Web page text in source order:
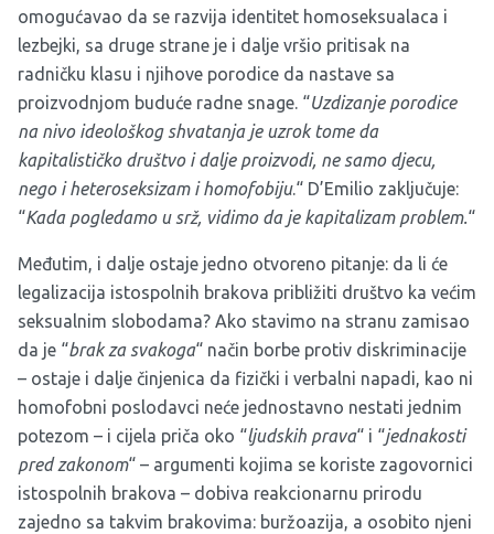
omogućavao da se razvija identitet homoseksualaca i
lezbejki, sa druge strane je i dalje vršio pritisak na
radničku klasu i njihove porodice da nastave sa
proizvodnjom buduće radne snage. “Uzdizanje porodice
na nivo ideološkog shvatanja je uzrok tome da
kapitalističko društvo i dalje proizvodi, ne samo djecu,
nego i heteroseksizam i homofobiju.“ D’Emilio zaključuje:
“Kada pogledamo u srž, vidimo da je kapitalizam problem.“
Međutim, i dalje ostaje jedno otvoreno pitanje: da li će
legalizacija istospolnih brakova približiti društvo ka većim
seksualnim slobodama? Ako stavimo na stranu zamisao
da je “brak za svakoga“ način borbe protiv diskriminacije
– ostaje i dalje činjenica da fizički i verbalni napadi, kao ni
homofobni poslodavci neće jednostavno nestati jednim
potezom – i cijela priča oko “ljudskih prava“ i “jednakosti
pred zakonom“ – argumenti kojima se koriste zagovornici
istospolnih brakova – dobiva reakcionarnu prirodu
zajedno sa takvim brakovima: buržoazija, a osobito njeni